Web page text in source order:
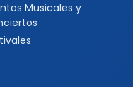
Musicales y